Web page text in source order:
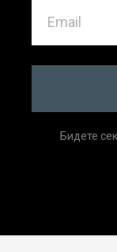
Бидете